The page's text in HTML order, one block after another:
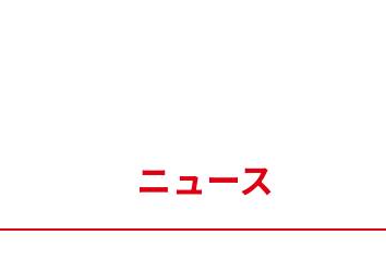
ニュース